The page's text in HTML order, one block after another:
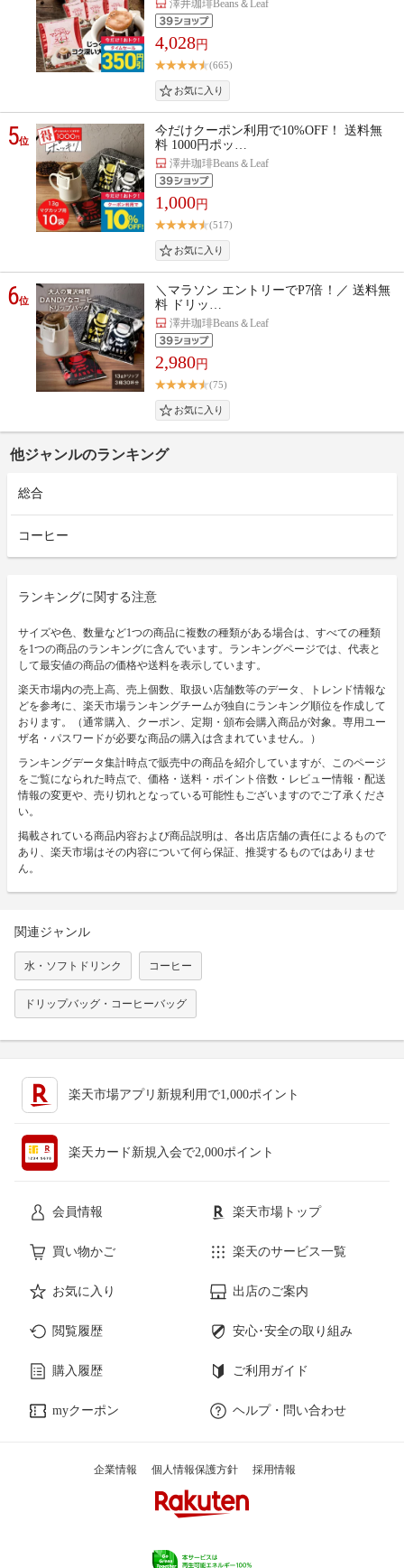
澤井珈琲Beans＆Leaf
4,028円
(665)
5位
今だけクーポン利用で10%OFF！ 送料無
料 1000円ポッ…
澤井珈琲Beans＆Leaf
1,000円
(517)
6位
＼マラソン エントリーでP7倍！／ 送料無
料 ドリッ…
澤井珈琲Beans＆Leaf
2,980円
(75)
他ジャンルのランキング
総合
コーヒー
ランキングに関する注意
サイズや色、数量など1つの商品に複数の種類がある場合は、すべての種類
を1つの商品のランキングに含んでいます。ランキングページでは、代表と
して最安値の商品の価格や送料を表示しています。
楽天市場内の売上高、売上個数、取扱い店舗数等のデータ、トレンド情報な
どを参考に、楽天市場ランキングチームが独自にランキング順位を作成して
おります。（通常購入、クーポン、定期・頒布会購入商品が対象。専用ユー
ザ名・パスワードが必要な商品の購入は含まれていません。）
ランキングデータ集計時点で販売中の商品を紹介していますが、このページ
をご覧になられた時点で、価格・送料・ポイント倍数・レビュー情報・配送
情報の変更や、売り切れとなっている可能性もございますのでご了承くださ
い。
掲載されている商品内容および商品説明は、各出店店舗の責任によるもので
あり、楽天市場はその内容について何ら保証、推奨するものではありませ
ん。
関連ジャンル
水・ソフトドリンク コーヒー
ドリップバッグ・コーヒーバッグ
楽天市場アプリ新規利用で1,000ポイント
楽天カード新規入会で2,000ポイント
会員情報 楽天市場トップ
買い物かご 楽天のサービス一覧
お気に入り 出店のご案内
閲覧履歴 安心･安全の取り組み
購入履歴 ご利用ガイド
myクーポン ヘルプ・問い合わせ
企業情報 個人情報保護方針 採用情報